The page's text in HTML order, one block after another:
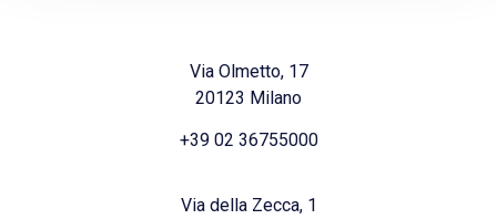
Via Olmetto, 17
20123 Milano
+39 02 36755000
Via della Zecca, 1